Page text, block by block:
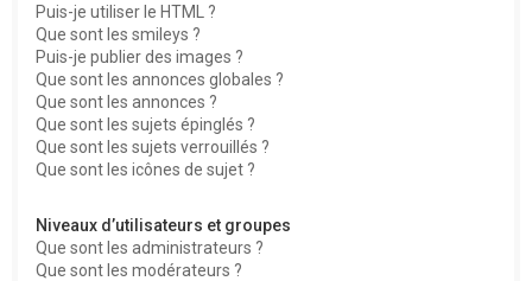
Puis-je utiliser le HTML ?
Que sont les smileys ?
Puis-je publier des images ?
Que sont les annonces globales ?
Que sont les annonces ?
Que sont les sujets épinglés ?
Que sont les sujets verrouillés ?
Que sont les icônes de sujet ?
Niveaux d’utilisateurs et groupes
Que sont les administrateurs ?
Que sont les modérateurs ?